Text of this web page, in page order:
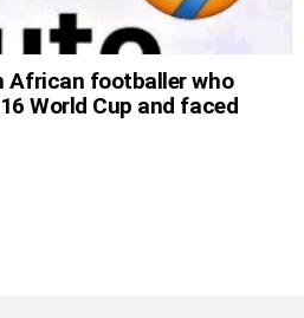
African footballer who
World Cup and faced